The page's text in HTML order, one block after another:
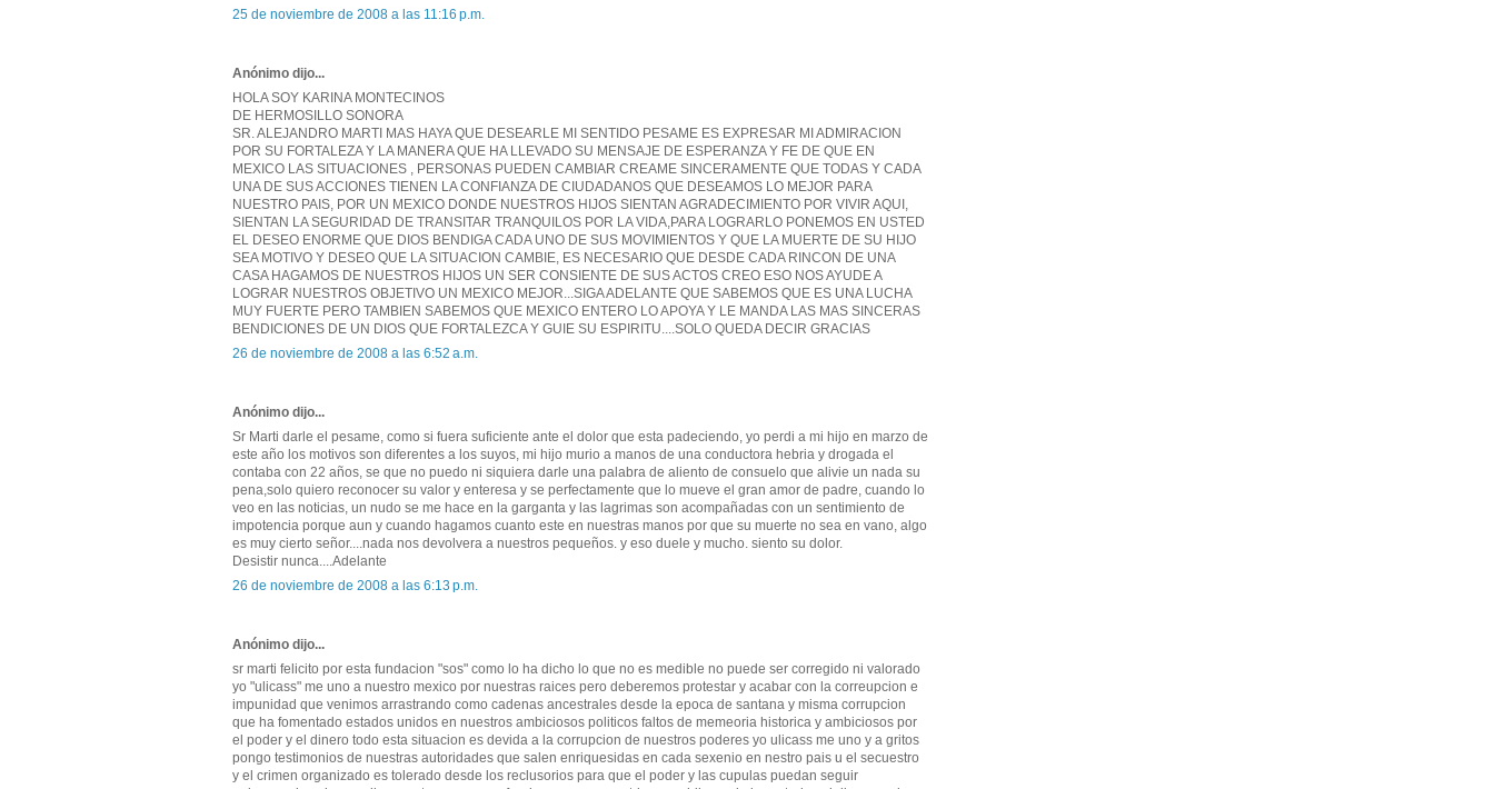
25 de noviembre de 2008 a las 11:16 p.m.
Anónimo dijo...
HOLA SOY KARINA MONTECINOS
DE HERMOSILLO SONORA
SR. ALEJANDRO MARTI MAS HAYA QUE DESEARLE MI SENTIDO PESAME ES EXPRESAR MI ADMIRACION
POR SU FORTALEZA Y LA MANERA QUE HA LLEVADO SU MENSAJE DE ESPERANZA Y FE DE QUE EN
MEXICO LAS SITUACIONES , PERSONAS PUEDEN CAMBIAR CREAME SINCERAMENTE QUE TODAS Y CADA
UNA DE SUS ACCIONES TIENEN LA CONFIANZA DE CIUDADANOS QUE DESEAMOS LO MEJOR PARA
NUESTRO PAIS, POR UN MEXICO DONDE NUESTROS HIJOS SIENTAN AGRADECIMIENTO POR VIVIR AQUI,
SIENTAN LA SEGURIDAD DE TRANSITAR TRANQUILOS POR LA VIDA,PARA LOGRARLO PONEMOS EN USTED
EL DESEO ENORME QUE DIOS BENDIGA CADA UNO DE SUS MOVIMIENTOS Y QUE LA MUERTE DE SU HIJO
SEA MOTIVO Y DESEO QUE LA SITUACION CAMBIE, ES NECESARIO QUE DESDE CADA RINCON DE UNA
CASA HAGAMOS DE NUESTROS HIJOS UN SER CONSIENTE DE SUS ACTOS CREO ESO NOS AYUDE A
LOGRAR NUESTROS OBJETIVO UN MEXICO MEJOR...SIGA ADELANTE QUE SABEMOS QUE ES UNA LUCHA
MUY FUERTE PERO TAMBIEN SABEMOS QUE MEXICO ENTERO LO APOYA Y LE MANDA LAS MAS SINCERAS
BENDICIONES DE UN DIOS QUE FORTALEZCA Y GUIE SU ESPIRITU....SOLO QUEDA DECIR GRACIAS
26 de noviembre de 2008 a las 6:52 a.m.
Anónimo dijo...
Sr Marti darle el pesame, como si fuera suficiente ante el dolor que esta padeciendo, yo perdi a mi hijo en marzo de
este año los motivos son diferentes a los suyos, mi hijo murio a manos de una conductora hebria y drogada el
contaba con 22 años, se que no puedo ni siquiera darle una palabra de aliento de consuelo que alivie un nada su
pena,solo quiero reconocer su valor y enteresa y se perfectamente que lo mueve el gran amor de padre, cuando lo
veo en las noticias, un nudo se me hace en la garganta y las lagrimas son acompañadas con un sentimiento de
impotencia porque aun y cuando hagamos cuanto este en nuestras manos por que su muerte no sea en vano, algo
es muy cierto señor....nada nos devolvera a nuestros pequeños. y eso duele y mucho. siento su dolor.
Desistir nunca....Adelante
26 de noviembre de 2008 a las 6:13 p.m.
Anónimo dijo...
sr marti felicito por esta fundacion "sos" como lo ha dicho lo que no es medible no puede ser corregido ni valorado
yo "ulicass" me uno a nuestro mexico por nuestras raices pero deberemos protestar y acabar con la correupcion e
impunidad que venimos arrastrando como cadenas ancestrales desde la epoca de santana y misma corrupcion
que ha fomentado estados unidos en nuestros ambiciosos politicos faltos de memeoria historica y ambiciosos por
el poder y el dinero todo esta situacion es devida a la corrupcion de nuestros poderes yo ulicass me uno y a gritos
pongo testimonios de nuestras autoridades que salen enriquesidas en cada sexenio en nestro pais u el secuestro
y el crimen organizado es tolerado desde los reclusorios para que el poder y las cupulas puedan seguir